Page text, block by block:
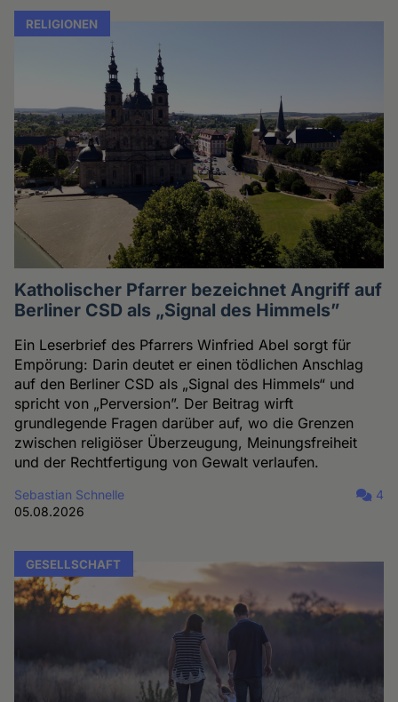
RELIGIONEN
Katholischer Pfarrer bezeichnet Angriff auf
Berliner CSD als „Signal des Himmels”
Ein Leserbrief des Pfarrers Winfried Abel sorgt für
Empörung: Darin deutet er einen tödlichen Anschlag
auf den Berliner CSD als „Signal des Himmels“ und
spricht von „Perversion”. Der Beitrag wirft
grundlegende Fragen darüber auf, wo die Grenzen
zwischen religiöser Überzeugung, Meinungsfreiheit
und der Rechtfertigung von Gewalt verlaufen.
Sebastian Schnelle
05.08.2026
4
GESELLSCHAFT